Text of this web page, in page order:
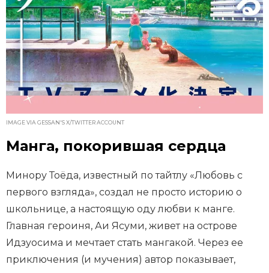
IMAGE VIA GESSAN'S X/TWITTER ACCOUNT
Манга, покорившая сердца
Минору Тоёда, известный по тайтлу «Любовь с
первого взгляда», создал не просто историю о
школьнице, а настоящую оду любви к манге.
Главная героиня, Аи Ясуми, живет на острове
Идзуосима и мечтает стать мангакой. Через ее
приключения (и мучения) автор показывает,